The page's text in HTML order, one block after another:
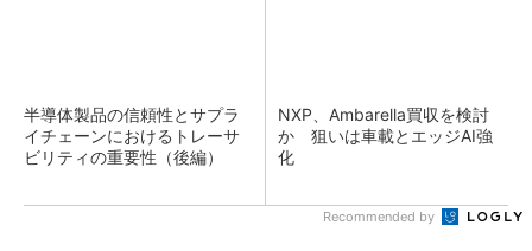
半導体製品の信頼性とサプラ
イチェーンにおけるトレーサ
ビリティの重要性（後編）
NXP、Ambarella買収を検討
か 狙いは車載とエッジAI強
化
Recommended by